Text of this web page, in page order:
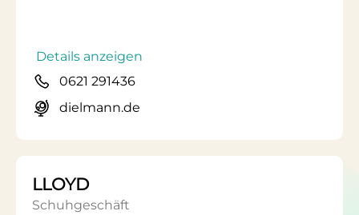
Details anzeigen
0621 291436
dielmann.de
LLOYD
Schuhgeschäft